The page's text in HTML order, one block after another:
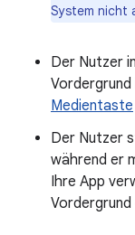
System nicht
Der Nutzer
Vordergrund
Medientaste
Der Nutzer
während er
Ihre App